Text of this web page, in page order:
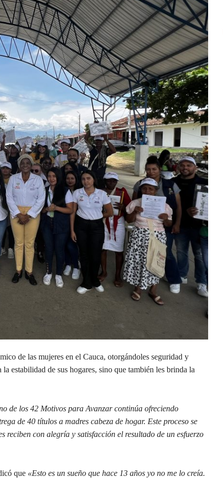
de las mujeres en el Cauca, otorgándoles seguridad y
estabilidad de sus hogares, sino que también les brinda la
de los 42 Motivos para Avanzar continúa ofreciendo
de 40 títulos a madres cabeza de hogar. Este proceso se
reciben con alegría y satisfacción el resultado de un esfuerzo
que «Esto es un sueño que hace 13 años yo no me lo creía.